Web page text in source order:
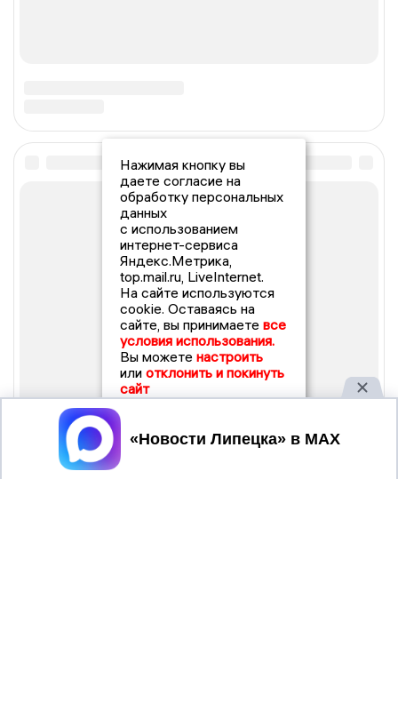
Нажимая кнопку вы
даете согласие на
обработку персональных
данных
с использованием
интернет-сервиса
Яндекс.Метрика,
top.mail.ru, LiveInternet.
На сайте используются
cookie. Оставаясь на
сайте, вы принимаете все
условия использования.
Вы можете настроить
или отклонить и покинуть
сайт
Принять